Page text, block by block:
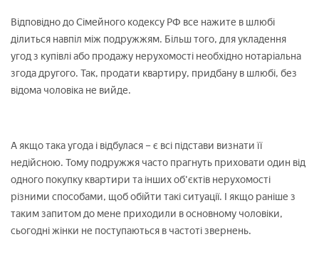
Відповідно до Сімейного кодексу РФ все нажите в шлюбі
ділиться навпіл між подружжям. Більш того, для укладення
угод з купівлі або продажу нерухомості необхідно нотаріальна
згода другого. Так, продати квартиру, придбану в шлюбі, без
відома чоловіка не вийде.
А якщо така угода і відбулася – є всі підстави визнати її
недійсною. Тому подружжя часто прагнуть приховати один від
одного покупку квартири та інших об'єктів нерухомості
різними способами, щоб обійти такі ситуації. І якщо раніше з
таким запитом до мене приходили в основному чоловіки,
сьогодні жінки не поступаються в частоті звернень.